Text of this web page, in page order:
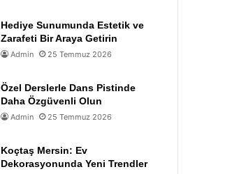
Hediye Sunumunda Estetik ve
Zarafeti Bir Araya Getirin
Admin 25 Temmuz 2026
Özel Derslerle Dans Pistinde
Daha Özgüvenli Olun
Admin 25 Temmuz 2026
Koçtaş Mersin: Ev
Dekorasyonunda Yeni Trendler